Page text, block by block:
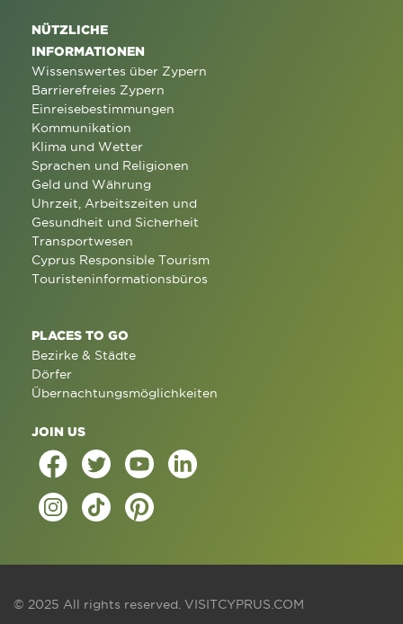
NÜTZLICHE
INFORMATIONEN
Wissenswertes über Zypern
Barrierefreies Zypern
Einreisebestimmungen
Kommunikation
Klima und Wetter
Sprachen und Religionen
Geld und Währung
Uhrzeit, Arbeitszeiten und
Gesundheit und Sicherheit
Transportwesen
Cyprus Responsible Tourism
Touristeninformationsbüros
PLACES TO GO
Bezirke & Städte
Dörfer
Übernachtungsmöglichkeiten
JOIN US
© 2025 All rights reserved. VISITCYPRUS.COM